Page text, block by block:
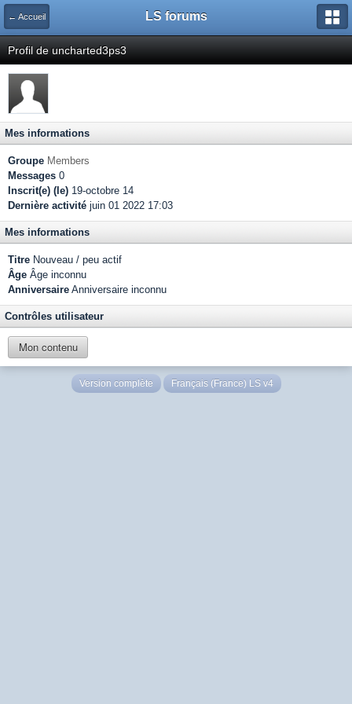
← Accueil LS forums
Profil de uncharted3ps3
Mes informations
Groupe Members
Messages 0
Inscrit(e) (le) 19-octobre 14
Dernière activité juin 01 2022 17:03
Mes informations
Titre Nouveau / peu actif
Âge Âge inconnu
Anniversaire Anniversaire inconnu
Contrôles utilisateur
Mon contenu
Version complète Français (France) LS v4